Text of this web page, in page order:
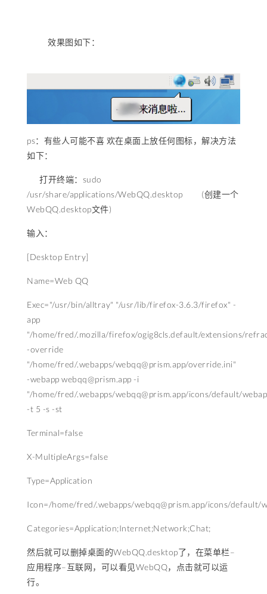
效果图如下：
ps：有些人可能不喜 欢在桌面上放任何图标，解决方法
如下：
打开终端：sudo
/usr/share/applications/WebQQ.desktop (创建一个
WebQQ.desktop文件)
输入：
[Desktop Entry]
Name=Web QQ
Exec="/usr/bin/alltray" "/usr/lib/firefox-3.6.3/firefox" -
app
"/home/fred/.mozilla/firefox/ogig8cls.default/extensions/
-override
"/home/fred/.webapps/webqq@prism.app/override.ini"
-webapp webqq@prism.app -i
"/home/fred/.webapps/webqq@prism.app/icons/default/
-t 5 -s -st
Terminal=false
X-MultipleArgs=false
Type=Application
Icon=/home/fred/.webapps/webqq@prism.app/icons/default/
Categories=Application;Internet;Network;Chat;
然后就可以删掉桌面的WebQQ.desktop了，在菜单栏–
应用程序–互联网，可以看见WebQQ，点击就可以运
行。